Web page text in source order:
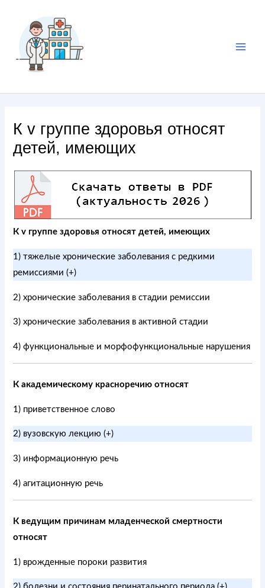
К v группе здоровья относят
детей, имеющих
К v группе здоровья относят детей, имеющих
1) тяжелые хронические заболевания с редкими
ремиссиями (+)
2) хронические заболевания в стадии ремиссии
3) хронические заболевания в активной стадии
4) функциональные и морфофункциональные нарушения
К академическому красноречию относят
1) приветственное слово
2) вузовскую лекцию (+)
3) информационную речь
4) агитационную речь
К ведущим причинам младенческой смертности
относят
1) врожденные пороки развития